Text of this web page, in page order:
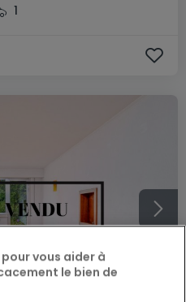
1
vous aider à
le bien de